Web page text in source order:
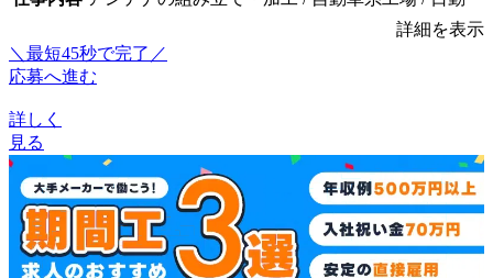
詳細を表示
＼最短45秒で完了／
応募へ進む
詳しく
見る